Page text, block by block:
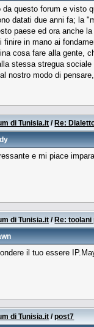
questo forum e visto
datati due anni fa; la
paese ed ora anche
in mano ai
cosa fare alla gente,
stessa stregua
nostro modo di
di Tunisia.it /Re:
e mi piace
di Tunisia.it /Re: toolani
il tuo essere
di Tunisia.it /post7